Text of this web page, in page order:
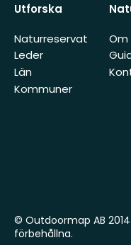
Utforska
Naturreservat
Leder
Län
Kommuner
Om
© Outdoormap AB
förbehållna.